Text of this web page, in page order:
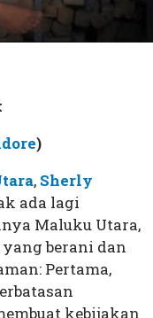
)
, Sherly
ada lagi
Maluku Utara,
berani dan
Pertama,
kebijakan